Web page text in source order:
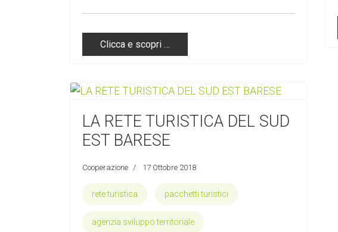
Clicca e scopri …
LA RETE TURISTICA DEL SUD
EST BARESE
Cooperazione 17 Ottobre 2018
rete turistica pacchetti turistici
agenzia sviluppo territoriale